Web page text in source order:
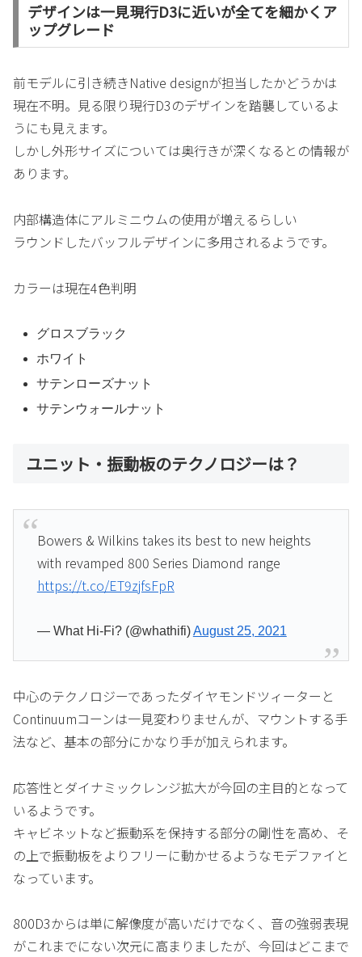
デザインは一見現行D3に近いが全てを細かくア
ップグレード
前モデルに引き続きNative designが担当したかどうかは
現在不明。見る限り現行D3のデザインを踏襲しているよ
うにも見えます。
しかし外形サイズについては奥行きが深くなるとの情報が
あります。
内部構造体にアルミニウムの使用が増えるらしい
ラウンドしたバッフルデザインに多用されるようです。
カラーは現在4色判明
グロスブラック
ホワイト
サテンローズナット
サテンウォールナット
ユニット・振動板のテクノロジーは？
Bowers & Wilkins takes its best to new heights
with revamped 800 Series Diamond range
https://t.co/ET9zjfsFpR
— What Hi-Fi? (@whathifi)August 25, 2021
中心のテクノロジーであったダイヤモンドツィーターと
Continuumコーンは一見変わりませんが、マウントする手
法など、基本の部分にかなり手が加えられます。
応答性とダイナミックレンジ拡大が今回の主目的となって
いるようです。
キャビネットなど振動系を保持する部分の剛性を高め、そ
の上で振動板をよりフリーに動かせるようなモデファイと
なっています。
800D3からは単に解像度が高いだけでなく、音の強弱表現
がこれまでにない次元に高まりましたが、今回はどこまで